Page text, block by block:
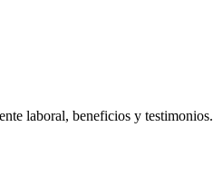
laboral, beneficios y testimonios.